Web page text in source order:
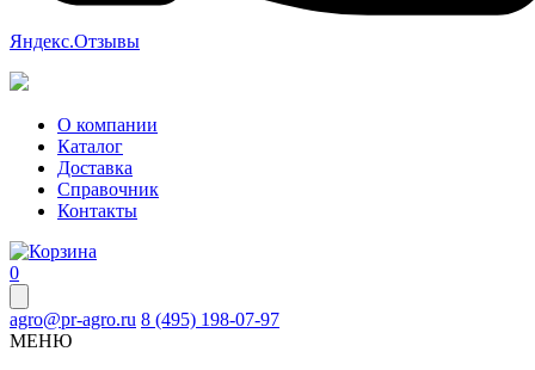
Яндекс.Отзывы
О компании
Каталог
Доставка
Справочник
Контакты
0
agro@pr-agro.ru 8 (495) 198-07-97
МЕНЮ